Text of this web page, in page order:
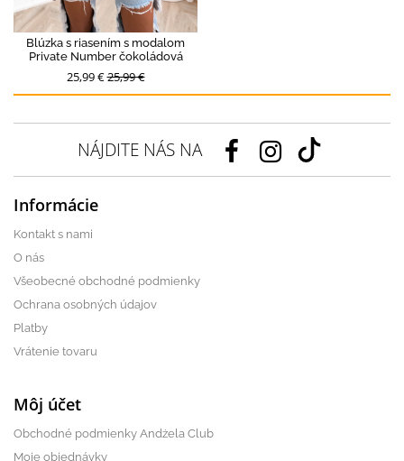
Blúzka s riasením s modalom
Private Number čokoládová
25,99 €25,99 €
NÁJDITE NÁS NA
Informácie
Kontakt s nami
O nás
Všeobecné obchodné podmienky
Ochrana osobných údajov
Platby
Vrátenie tovaru
Môj účet
Obchodné podmienky Andżela Club
Moje objednávky